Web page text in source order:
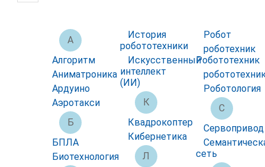
А
Алгоритм
Аниматроника
Ардуино
Аэротакси
Б
БПЛА
Биотехнология
История
робототехники
Искусственный
интеллект
(ИИ)
К
Квадрокоптер
Кибернетика
Л
Робот
роботехник
Робототехник
Роботология
С
Сервопривод
сеть